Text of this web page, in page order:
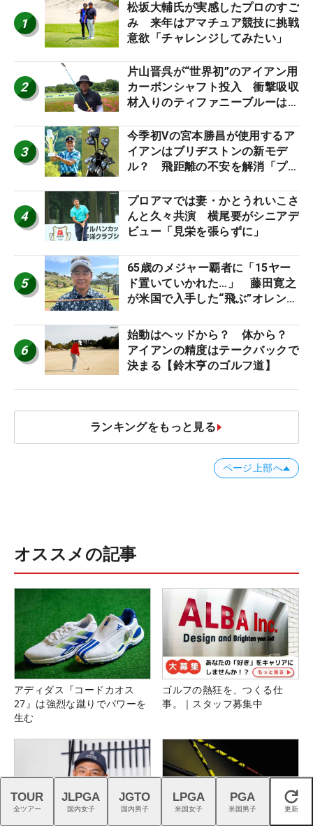
1
松坂大輔氏が実感したプロのすご
み 来年はアマチュア競技に挑戦
意欲「チャレンジしてみたい」
2
片山晋呉が“世界初”のアイアン用
カーボンシャフト投入 衝撃吸収
材入りのティファニーブルーは
3
今季初Vの宮本勝昌が使用するア
イアンはブリヂストンの新モデ
ル？ 飛距離の不安を解消「プラ
4
プロアマでは妻・かとうれいこさ
んと久々共演 横尾要がシニアデ
ビュー「見栄を張らずに」
5
65歳のメジャー覇者に「15ヤー
ド置いていかれた…」 藤田寛之
が米国で入手した“飛ぶ”オレンジ
6
始動はヘッドから？ 体から？
アイアンの精度はテークバックで
決まる【鈴木亨のゴルフ道】
ランキングをもっと見る
ページ上部へ
オススメの記事
アディダス『コードカオス
27』は強烈な蹴りでパワーを
生む
ゴルフの熱狂を、つくる仕
事。｜スタッフ募集中
閉じる
TOUR
全ツアー
JLPGA
国内女子
JGTO
国内男子
LPGA
米国女子
PGA
米国男子 更新